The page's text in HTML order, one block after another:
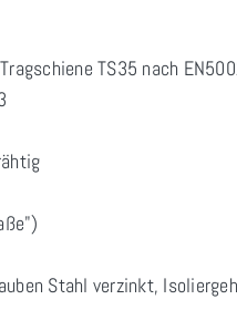
TS35 nach
Stahl verzinkt,